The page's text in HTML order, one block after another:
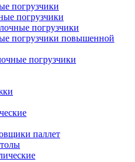
погрузчики
погрузчики
погрузчики
погрузчики повышенной
погрузчики
паллет